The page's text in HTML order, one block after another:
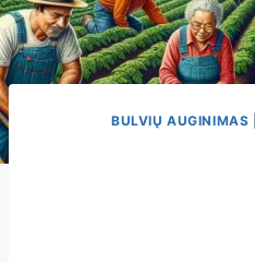
BULVIŲ AUGINIMAS